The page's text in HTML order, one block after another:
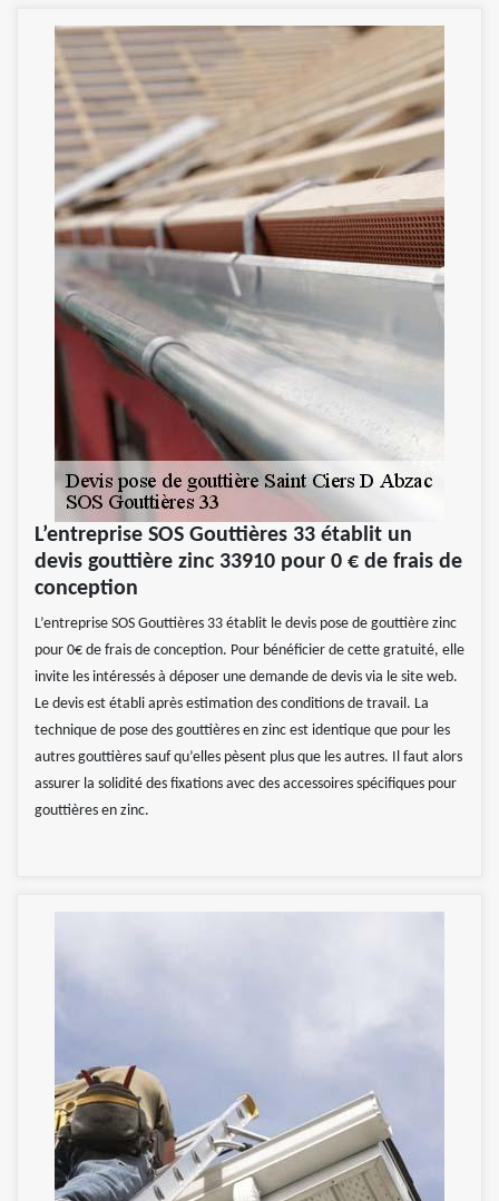
L’entreprise SOS Gouttières 33 établit un
devis gouttière zinc 33910 pour 0 € de frais de
conception
L’entreprise SOS Gouttières 33 établit le devis pose de gouttière zinc
pour 0€ de frais de conception. Pour bénéficier de cette gratuité, elle
invite les intéressés à déposer une demande de devis via le site web.
Le devis est établi après estimation des conditions de travail. La
technique de pose des gouttières en zinc est identique que pour les
autres gouttières sauf qu’elles pèsent plus que les autres. Il faut alors
assurer la solidité des fixations avec des accessoires spécifiques pour
gouttières en zinc.